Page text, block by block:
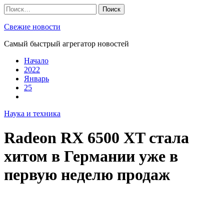
Skip
to
content
Найти:
Свежие новости
Самый быстрый агрегатор новостей
Начало
2022
Январь
25
Наука и техника
Radeon RX 6500 XT стала
хитом в Германии уже в
первую неделю продаж